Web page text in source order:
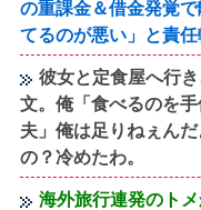
の重課金＆借金発覚
てるのが悪い」と責
彼女と定食屋へ行
文。俺「食べるのを
夫」俺は足りねぇん
の？冷めたわ。
海外旅行連発のト